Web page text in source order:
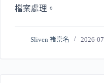
檔案處理。
Sliven 褚崇名 2026-